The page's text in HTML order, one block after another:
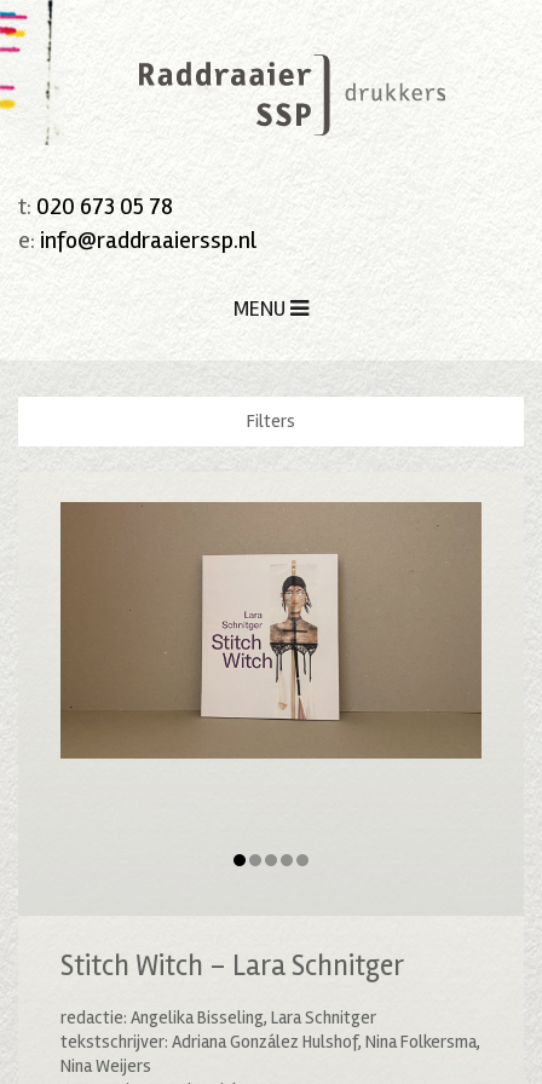
t: 020 673 05 78
e: info@raddraaierssp.nl
MENU
Filters
Stitch Witch – Lara Schnitger
redactie: Angelika Bisseling, Lara Schnitger
tekstschrijver: Adriana González Hulshof, Nina Folkersma,
Nina Weijers